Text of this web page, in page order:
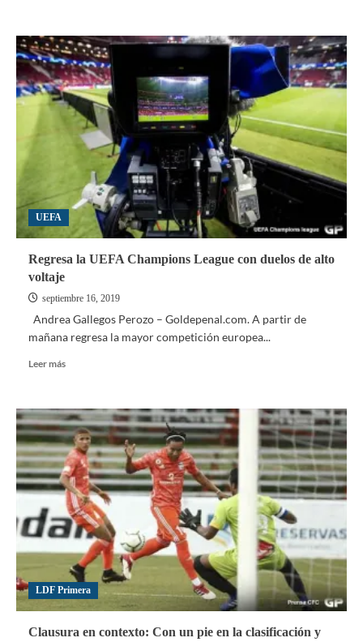
Sub
23:
Convocados
y
trabajando
para
clasificar
Preolímpico
Concacaf
UEFA
Regresa la UEFA Champions League con duelos de alto
voltaje
septiembre 16, 2019
Andrea Gallegos Perozo – Goldepenal.com. A partir de
mañana regresa la mayor competición europea...
Leer másLeer
Regresa
la
UEFA
Champions
League
con
duelos
de
alto
voltaje
LDF Primera
Clausura en contexto: Con un pie en la clasificación y